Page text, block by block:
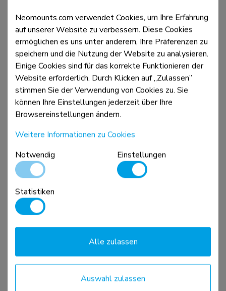
Doppeltraverse- Monitorhalterung 10-27"
Vergleichen Ansicht
FPMA-LIFT100
Höhenverstellbarer VESA-Adapter - universal
Vergleichen Ansicht
Neomounts.com verwendet Cookies, um Ihre Erfahrung
auf unserer Website zu verbessern. Diese Cookies
ermöglichen es uns unter anderem, Ihre Präferenzen zu
speichern und die Nutzung der Website zu analysieren.
Einige Cookies sind für das korrekte Funktionieren der
Website erforderlich. Durch Klicken auf „Zulassen”
stimmen Sie der Verwendung von Cookies zu. Sie
können Ihre Einstellungen jederzeit über Ihre
Browsereinstellungen ändern.
Weitere Informationen zu Cookies
Notwendig
Einstellungen
Statistiken
Auswahl zulassen
Alle zulassen